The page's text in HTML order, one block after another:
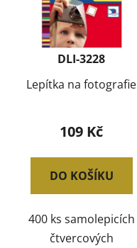
DLI-3228
Lepítka na fotografie
109 Kč
DO KOŠÍKU
400 ks samolepicích
čtvercových